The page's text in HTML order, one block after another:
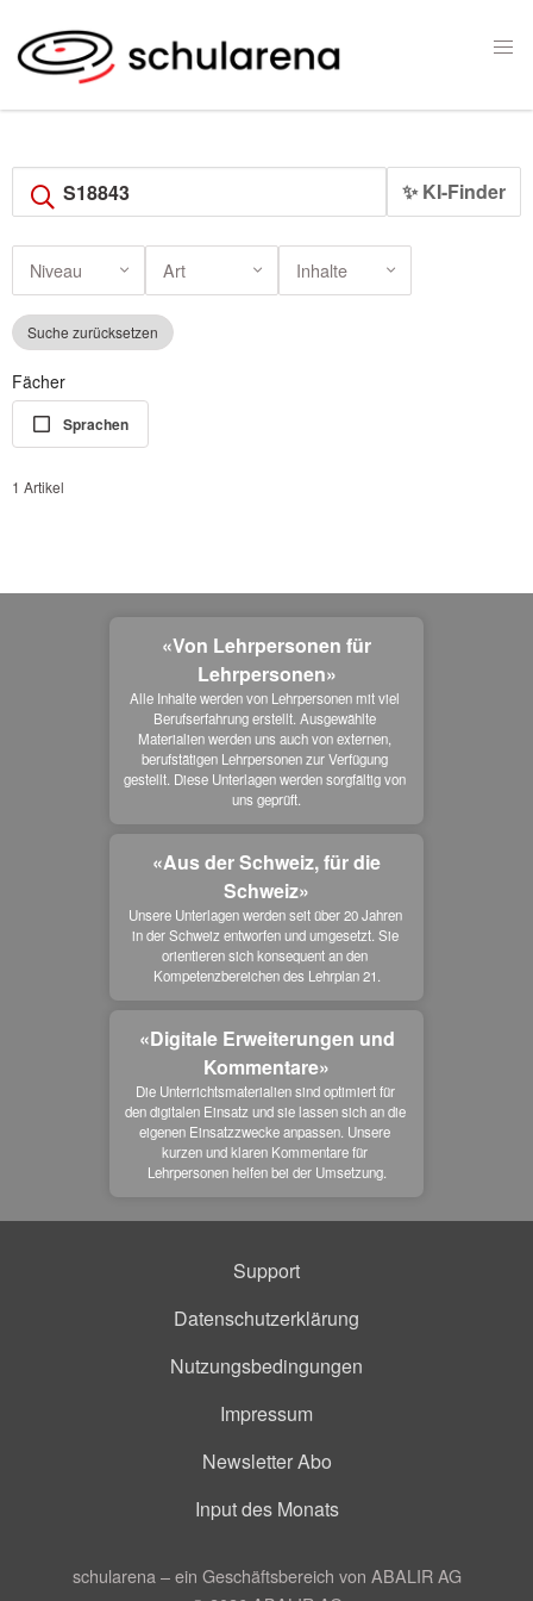
✨ KI-Finder
Niveau Art Inhalte
Suche zurücksetzen
Fächer
Sprachen
1 Artikel
«Von Lehrpersonen für
Lehrpersonen»
Alle Inhalte werden von Lehrpersonen mit viel
Berufserfahrung erstellt. Ausgewählte
Materialien werden uns auch von externen,
berufstätigen Lehrpersonen zur Verfügung
gestellt. Diese Unterlagen werden sorgfältig von
uns geprüft.
«Aus der Schweiz, für die
Schweiz»
Unsere Unterlagen werden seit über 20 Jahren
in der Schweiz entworfen und umgesetzt. Sie
orientieren sich konsequent an den
Kompetenzbereichen des Lehrplan 21.
«Digitale Erweiterungen und
Kommentare»
Die Unterrichtsmaterialien sind optimiert für
den digitalen Einsatz und sie lassen sich an die
eigenen Einsatzzwecke anpassen. Unsere
kurzen und klaren Kommentare für
Lehrpersonen helfen bei der Umsetzung.
Support
Datenschutzerklärung
Nutzungsbedingungen
Impressum
Newsletter Abo
Input des Monats
schularena – ein Geschäftsbereich von ABALIR AG